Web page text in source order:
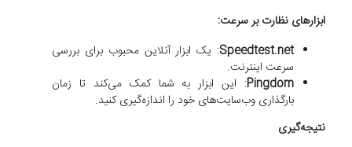
ابزارهای نظارت بر سرعت:
Speedtest.net: یک ابزار آنلاین محبوب برای بررسی
سرعت اینترنت.
Pingdom: این ابزار به شما کمک می‌کند تا زمان
بارگذاری وب‌سایت‌های خود را اندازه‌گیری کنید.
نتیجه‌گیری